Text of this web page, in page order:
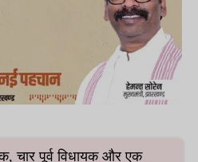
चार पूर्व विधायक और एक